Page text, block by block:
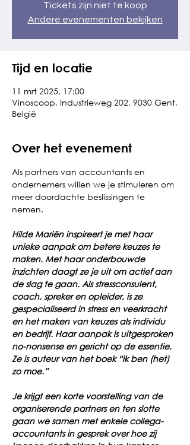
Tickets zijn niet te koop
Andere evenementen bekijken
Tijd en locatie
11 mrt 2025, 17:00
Vinoscoop, Industrieweg 202, 9030 Gent,
België
Over het evenement
Als partners van accountants en
ondernemers willen we je stimuleren om
meer doordachte beslissingen te
nemen.
Hilde Mariën inspireert je met haar
unieke aanpak om betere keuzes te
maken. Met haar onderbouwde
inzichten daagt ze je uit om actief aan
de slag te gaan. Als stressconsulent,
coach, spreker en opleider, is ze
gespecialiseerd in stress en veerkracht
en het maken van keuzes als individu
en bedrijf. Haar aanpak is uitgesproken
no-nonsense en gericht op de essentie.
Ze is auteur van het boek “ik ben (het)
zo moe.”
Je krijgt een korte voorstelling van de
organiserende partners en ten slotte
gaan we samen met enkele collega-
accountants in gesprek over hoe zij